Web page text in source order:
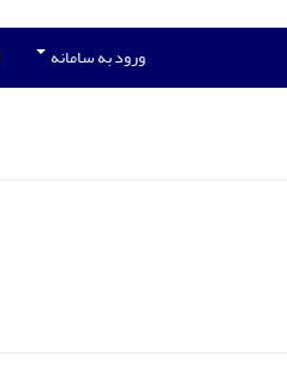
ورود به سامانه